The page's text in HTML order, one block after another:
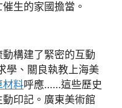
生的家國擔當。
構建了緊密的互動
學、關良執教上海美
材料呼應……這些歷史
印記。廣東美術館